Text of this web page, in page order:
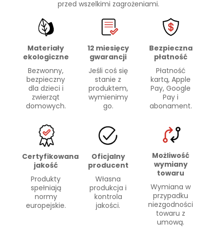
przed wszelkimi zagrożeniami.
Materiały
ekologiczne
Bezwonny,
bezpieczny
dla dzieci i
zwierząt
domowych.
12 miesięcy
gwarancji
Jeśli coś się
stanie z
produktem,
wymienimy
go.
Bezpieczna
płatność
Płatność
kartą, Apple
Pay, Google
Pay i
abonament.
Certyfikowana
jakość
Produkty
spełniają
normy
europejskie.
Oficjalny
producent
Własna
produkcja i
kontrola
jakości.
Możliwość
wymiany
towaru
Wymiana w
przypadku
niezgodności
towaru z
umową.